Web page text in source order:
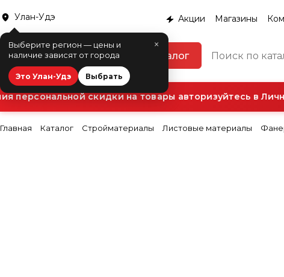
Улан-Удэ
×
Выберите регион — цены и
наличие зависят от города
Это Улан-Удэ Выбрать
Акции Магазины
Каталог
персональной скидки на товары авторизуйтесь в
Главная Каталог Стройматериалы Листовые материалы